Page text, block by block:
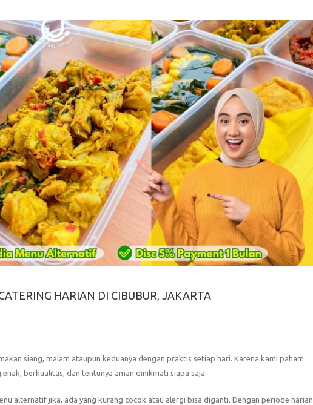
HARIAN DI CIBUBUR, JAKARTA
siang, malam ataupun keduanya dengan praktis setiap hari. Karena kami paham
berkualitas, dan tentunya aman dinikmati siapa saja.
alternatif jika, ada yang kurang cocok atau alergi bisa diganti. Dengan periode harian,